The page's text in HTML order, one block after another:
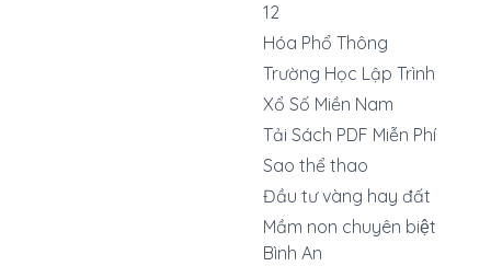
12
Hóa Phổ Thông
Trường Học Lập Trình
Xổ Số Miền Nam
Tải Sách PDF Miễn Phí
Sao thể thao
Đầu tư vàng hay đất
Mầm non chuyên biệt
Bình An